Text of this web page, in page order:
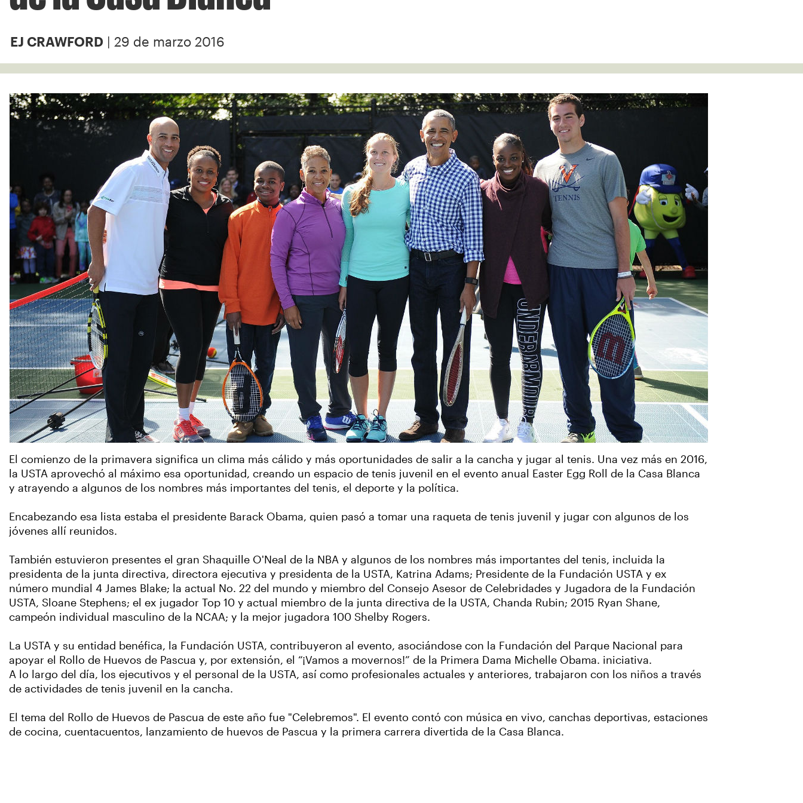
EJ CRAWFORD | 29 de marzo 2016
El comienzo de la primavera significa un clima más cálido y más oportunidades de salir a la cancha y jugar al tenis. Una vez más en 2016,
la USTA aprovechó al máximo esa oportunidad, creando un espacio de tenis juvenil en el evento anual Easter Egg Roll de la Casa Blanca
y atrayendo a algunos de los nombres más importantes del tenis, el deporte y la política.
Encabezando esa lista estaba el presidente Barack Obama, quien pasó a tomar una raqueta de tenis juvenil y jugar con algunos de los
jóvenes allí reunidos.
También estuvieron presentes el gran Shaquille O'Neal de la NBA y algunos de los nombres más importantes del tenis, incluida la
presidenta de la junta directiva, directora ejecutiva y presidenta de la USTA, Katrina Adams; Presidente de la Fundación USTA y ex
número mundial 4 James Blake; la actual No. 22 del mundo y miembro del Consejo Asesor de Celebridades y Jugadora de la Fundación
USTA, Sloane Stephens; el ex jugador Top 10 y actual miembro de la junta directiva de la USTA, Chanda Rubin; 2015 Ryan Shane,
campeón individual masculino de la NCAA; y la mejor jugadora 100 Shelby Rogers.
La USTA y su entidad benéfica, la Fundación USTA, contribuyeron al evento, asociándose con la Fundación del Parque Nacional para
apoyar el Rollo de Huevos de Pascua y, por extensión, el “¡Vamos a movernos!” de la Primera Dama Michelle Obama. iniciativa.
A lo largo del día, los ejecutivos y el personal de la USTA, así como profesionales actuales y anteriores, trabajaron con los niños a través
de actividades de tenis juvenil en la cancha.
El tema del Rollo de Huevos de Pascua de este año fue "Celebremos". El evento contó con música en vivo, canchas deportivas, estaciones
de cocina, cuentacuentos, lanzamiento de huevos de Pascua y la primera carrera divertida de la Casa Blanca.